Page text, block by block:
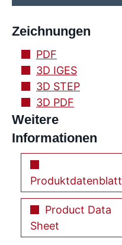
Zeichnungen
PDF
3D IGES
3D STEP
3D PDF
Weitere
Informationen
Produktdatenblatt
Product Data
Sheet